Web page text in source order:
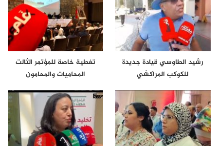
رشيد الطاوسي قيادة جديدة
للكوكب المراكشي
تغطية خاصة للمؤتمر الثالت
المحاميات والمحامون